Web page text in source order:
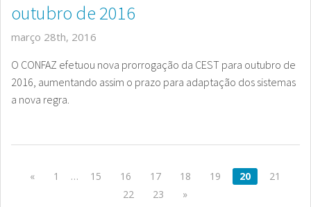
outubro de 2016
março 28th, 2016
O CONFAZ efetuou nova prorrogação da CEST para outubro de
2016, aumentando assim o prazo para adaptação dos sistemas
a nova regra.
« 1 … 15 16 17 18 19 20
21
22
23 »